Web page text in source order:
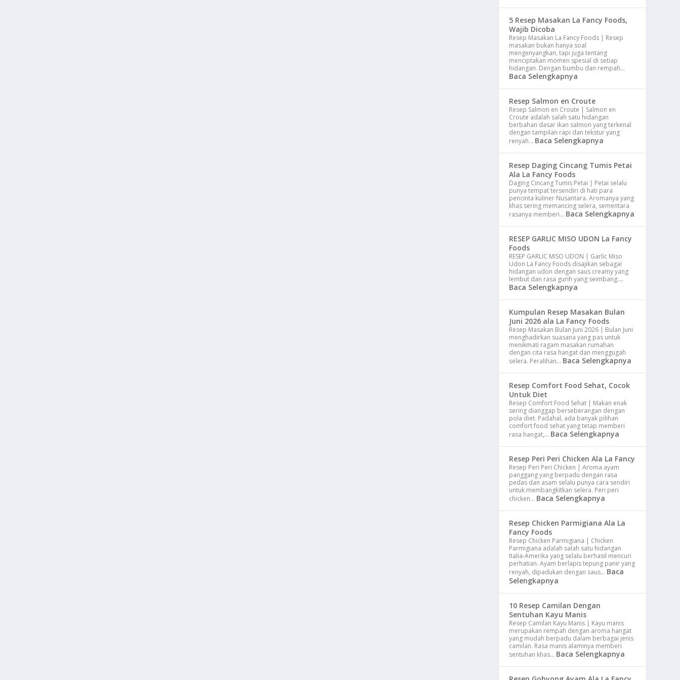
5 Resep Masakan La Fancy Foods,
Wajib Dicoba
Resep Masakan La Fancy Foods | Resep
masakan bukan hanya soal
mengenyangkan, tapi juga tentang
menciptakan momen spesial di setiap
hidangan. Dengan bumbu dan rempah…
Baca Selengkapnya
Resep Salmon en Croute
Resep Salmon en Croute | Salmon en
Croute adalah salah satu hidangan
berbahan dasar ikan salmon yang terkenal
dengan tampilan rapi dan tekstur yang
renyah… Baca Selengkapnya
Resep Daging Cincang Tumis Petai
Ala La Fancy Foods
Daging Cincang Tumis Petai | Petai selalu
punya tempat tersendiri di hati para
pencinta kuliner Nusantara. Aromanya yang
khas sering memancing selera, sementara
rasanya memberi… Baca Selengkapnya
RESEP GARLIC MISO UDON La Fancy
Foods
RESEP GARLIC MISO UDON | Garlic Miso
Udon La Fancy Foods disajikan sebagai
hidangan udon dengan saus creamy yang
lembut dan rasa gurih yang seimbang.…
Baca Selengkapnya
Kumpulan Resep Masakan Bulan
Juni 2026 ala La Fancy Foods
Resep Masakan Bulan Juni 2026 | Bulan Juni
menghadirkan suasana yang pas untuk
menikmati ragam masakan rumahan
dengan cita rasa hangat dan menggugah
selera. Peralihan… Baca Selengkapnya
Resep Comfort Food Sehat, Cocok
Untuk Diet
Resep Comfort Food Sehat | Makan enak
sering dianggap berseberangan dengan
pola diet. Padahal, ada banyak pilihan
comfort food sehat yang tetap memberi
rasa hangat,… Baca Selengkapnya
Resep Peri Peri Chicken Ala La Fancy
Resep Peri Peri Chicken | Aroma ayam
panggang yang berpadu dengan rasa
pedas dan asam selalu punya cara sendiri
untuk membangkitkan selera. Peri peri
chicken… Baca Selengkapnya
Resep Chicken Parmigiana Ala La
Fancy Foods
Resep Chicken Parmigiana | Chicken
Parmigiana adalah salah satu hidangan
Italia-Amerika yang selalu berhasil mencuri
perhatian. Ayam berlapis tepung panir yang
renyah, dipadukan dengan saus… Baca
Selengkapnya
10 Resep Camilan Dengan
Sentuhan Kayu Manis
Resep Camilan Kayu Manis | Kayu manis
merupakan rempah dengan aroma hangat
yang mudah berpadu dalam berbagai jenis
camilan. Rasa manis alaminya memberi
sentuhan khas… Baca Selengkapnya